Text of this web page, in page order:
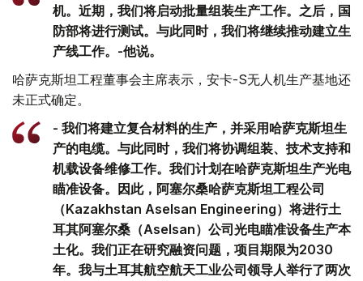
机。近期，我们将启动批量组装生产工作。之后，国
防部将进行测试。与此同时，我们将继续推动建立生
产线工作。-他说。
哈萨克斯坦工程董事会主席表示，安卡-S无人机生产基地还
未正式确定。
- 我们将建立复合材料的生产，并采用哈萨克斯坦生
产的电缆。与此同时，我们将协调组装、技术支持和
机载设备维修工作。我们计划在哈萨克斯坦生产光电
瞄准设备。因此，阿塞尔桑哈萨克斯坦工程公司
（Kazakhstan Aselsan Engineering）将进行土
耳其阿塞尔桑（Aselsan）公司光电瞄准设备生产本
土化。我们正在研究融资问题，项目期限为2030
年。我与土耳其航空航天工业公司领导人举行了两次